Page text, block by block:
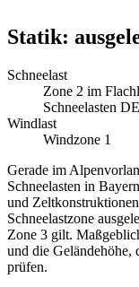
Statik:
Schneelast
Zone 2 im
Schneelasten
Windlast
Windzone 1
Gerade im
Schneelasten in
und
Schneelastzone
Zone 3 gilt.
und die
prüfen.